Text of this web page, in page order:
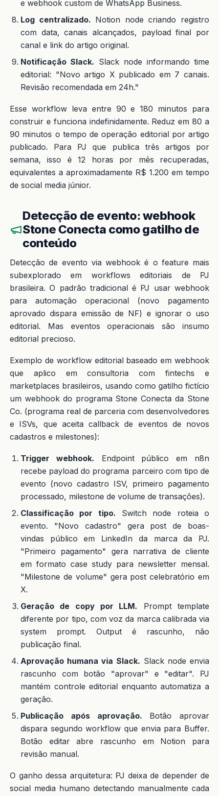
e webhook custom de WhatsApp Business.
Log centralizado. Notion node criando registro
com data, canais alcançados, payload final por
canal e link do artigo original.
Notificação Slack. Slack node informando time
editorial: "Novo artigo X publicado em 7 canais.
Revisão recomendada em 24h."
Esse workflow leva entre 90 e 180 minutos para
construir e funciona indefinidamente. Reduz em 80 a
90 minutos o tempo de operação editorial por artigo
publicado. Para PJ que publica três artigos por
semana, isso é 12 horas por mês recuperadas,
equivalentes a aproximadamente R$ 1.200 em tempo
de social media júnior.
Detecção de evento: webhook
Stone Conecta como gatilho de
conteúdo
Detecção de evento via webhook é o feature mais
subexplorado em workflows editoriais de PJ
brasileira. O padrão tradicional é PJ usar webhook
para automação operacional (novo pagamento
aprovado dispara emissão de NF) e ignorar o uso
editorial. Mas eventos operacionais são insumo
editorial precioso.
Exemplo de workflow editorial baseado em webhook
que aplico em consultoria com fintechs e
marketplaces brasileiros, usando como gatilho fictício
um webhook do programa Stone Conecta da Stone
Co. (programa real de parceria com desenvolvedores
e ISVs, que aceita callback de eventos de novos
cadastros e milestones):
Trigger webhook. Endpoint público em n8n
recebe payload do programa parceiro com tipo de
evento (novo cadastro ISV, primeiro pagamento
processado, milestone de volume de transações).
Classificação por tipo. Switch node roteia o
evento. "Novo cadastro" gera post de boas-
vindas público em LinkedIn da marca da PJ.
"Primeiro pagamento" gera narrativa de cliente
em formato case study para newsletter mensal.
"Milestone de volume" gera post celebratório em
X.
Geração de copy por LLM. Prompt template
diferente por tipo, com voz da marca calibrada via
system prompt. Output é rascunho, não
publicação final.
Aprovação humana via Slack. Slack node envia
rascunho com botão "aprovar" e "editar". PJ
mantém controle editorial enquanto automatiza a
geração.
Publicação após aprovação. Botão aprovar
dispara segundo workflow que envia para Buffer.
Botão editar abre rascunho em Notion para
revisão manual.
O ganho dessa arquitetura: PJ deixa de depender de
social media humano detectando manualmente cada